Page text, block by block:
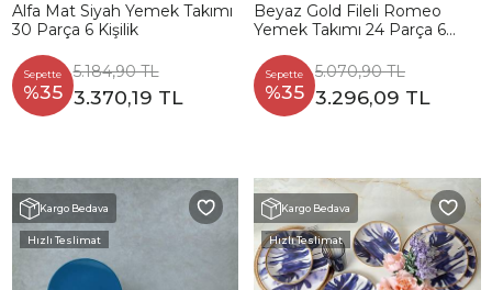
Alfa Mat Siyah Yemek Takımı
30 Parça 6 Kişilik
Sepette
%35
5.184,90 TL
3.370,19 TL
Beyaz Gold Fileli Romeo
Yemek Takımı 24 Parça 6
Sepette
%35
5.070,90 TL
3.296,09 TL
Kargo Bedava
Hızlı Teslimat
Kargo Bedava
Hızlı Teslimat